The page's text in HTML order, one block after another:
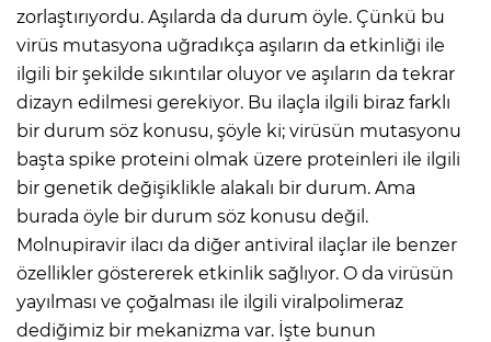
zorlaştırıyordu. Aşılarda da durum öyle. Çünkü bu
virüs mutasyona uğradıkça aşıların da etkinliği ile
ilgili bir şekilde sıkıntılar oluyor ve aşıların da tekrar
dizayn edilmesi gerekiyor. Bu ilaçla ilgili biraz farklı
bir durum söz konusu, şöyle ki; virüsün mutasyonu
başta spike proteini olmak üzere proteinleri ile ilgili
bir genetik değişiklikle alakalı bir durum. Ama
burada öyle bir durum söz konusu değil.
Molnupiravir ilacı da diğer antiviral ilaçlar ile benzer
özellikler göstererek etkinlik sağlıyor. O da virüsün
yayılması ve çoğalması ile ilgili viralpolimeraz
dediğimiz bir mekanizma var. İşte bunun